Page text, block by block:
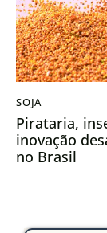
SOJA
Pirataria,
inovação
no Brasil